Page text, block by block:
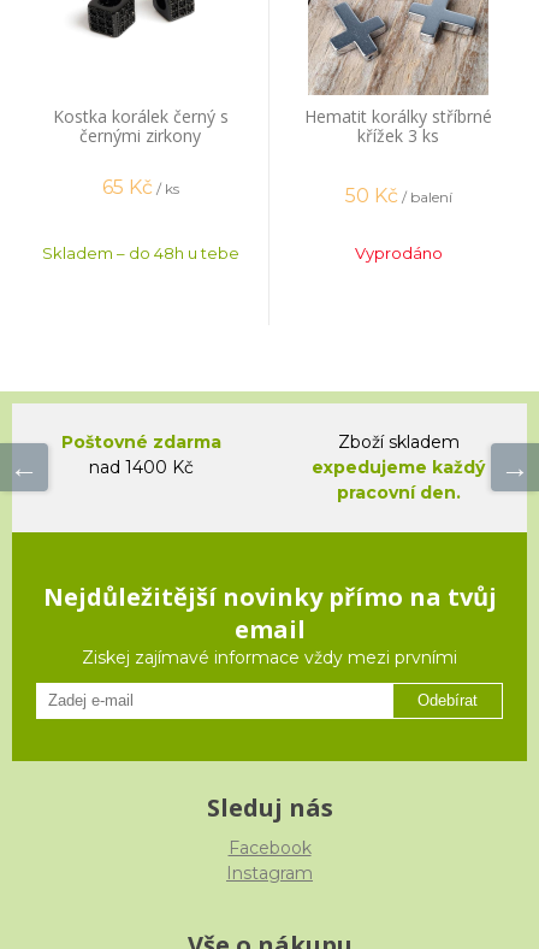
Kostka korálek černý s
černými zirkony
65 Kč / ks
Skladem – do 48h u tebe
Hematit korálky stříbrné
křížek 3 ks
50 Kč / balení
Vyprodáno
Poštovné zdarma
nad 1400 Kč
Zboží skladem
expedujeme každý
pracovní den.
Nejdůležitější novinky přímo na tvůj
email
Ziskej zajímavé informace vždy mezi prvními
Odebírat
Sleduj nás
Facebook
Instagram